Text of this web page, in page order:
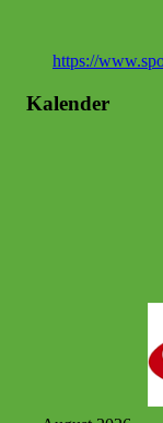
https://
Kalender